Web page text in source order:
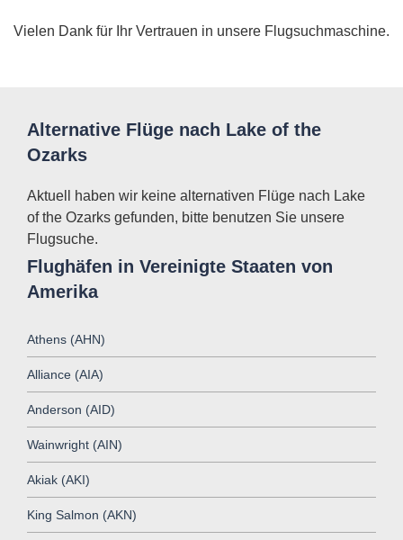
Vielen Dank für Ihr Vertrauen in unsere Flugsuchmaschine.
Alternative Flüge nach Lake of the
Ozarks
Aktuell haben wir keine alternativen Flüge nach Lake
of the Ozarks gefunden, bitte benutzen Sie unsere
Flugsuche.
Flughäfen in Vereinigte Staaten von
Amerika
Athens (AHN)
Alliance (AIA)
Anderson (AID)
Wainwright (AIN)
Akiak (AKI)
King Salmon (AKN)